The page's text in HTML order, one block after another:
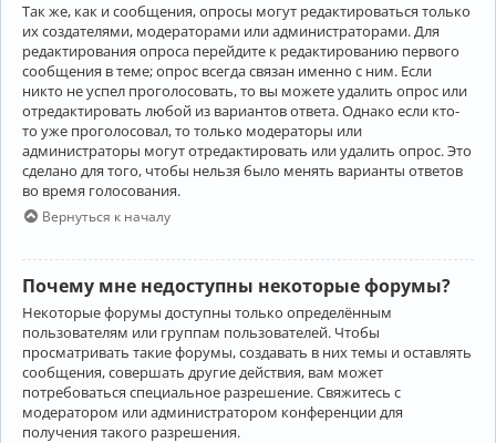
Так же, как и сообщения, опросы могут редактироваться только
их создателями, модераторами или администраторами. Для
редактирования опроса перейдите к редактированию первого
сообщения в теме; опрос всегда связан именно с ним. Если
никто не успел проголосовать, то вы можете удалить опрос или
отредактировать любой из вариантов ответа. Однако если кто-
то уже проголосовал, то только модераторы или
администраторы могут отредактировать или удалить опрос. Это
сделано для того, чтобы нельзя было менять варианты ответов
во время голосования.
Вернуться к началу
Почему мне недоступны некоторые форумы?
Некоторые форумы доступны только определённым
пользователям или группам пользователей. Чтобы
просматривать такие форумы, создавать в них темы и оставлять
сообщения, совершать другие действия, вам может
потребоваться специальное разрешение. Свяжитесь с
модератором или администратором конференции для
получения такого разрешения.